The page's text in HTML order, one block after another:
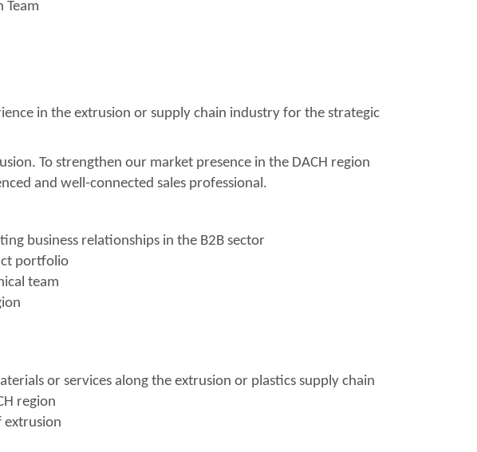
Team
in the extrusion or supply chain industry for the strategic
To strengthen our market presence in the DACH region
and well-connected sales professional.
business relationships in the B2B sector
portfolio
team
or services along the extrusion or plastics supply chain
region
extrusion